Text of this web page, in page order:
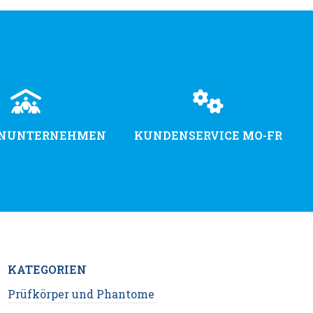
KUNDENSERVICE MO-FR
KATEGORIEN
Prüfkörper und Phantome